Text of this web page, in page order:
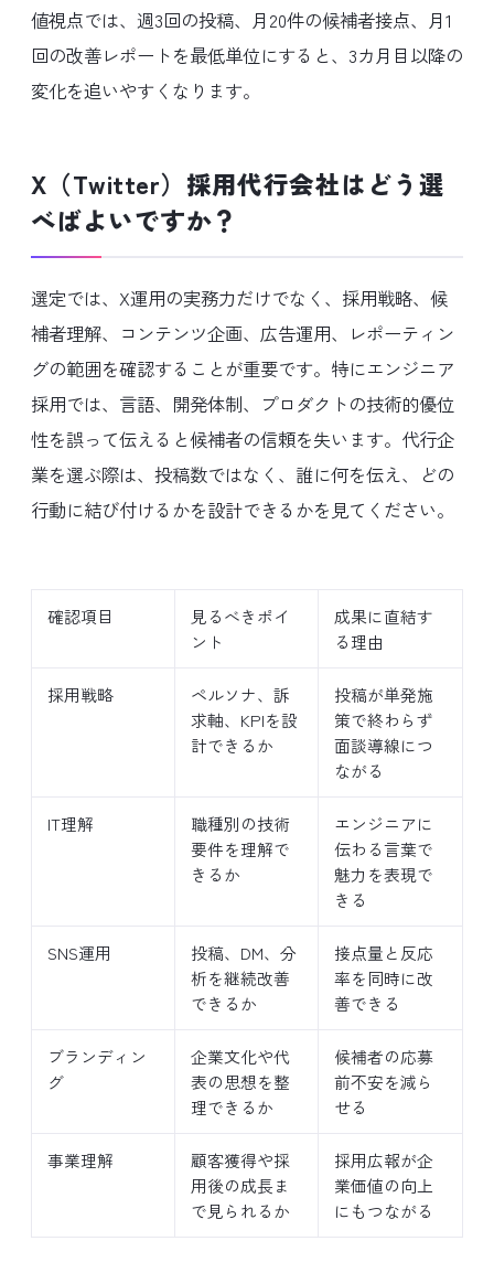
値視点では、週3回の投稿、月20件の候補者接点、月1
回の改善レポートを最低単位にすると、3カ月目以降の
変化を追いやすくなります。
X（Twitter）採用代行会社はどう選
べばよいですか？
選定では、X運用の実務力だけでなく、採用戦略、候
補者理解、コンテンツ企画、広告運用、レポーティン
グの範囲を確認することが重要です。特にエンジニア
採用では、言語、開発体制、プロダクトの技術的優位
性を誤って伝えると候補者の信頼を失います。代行企
業を選ぶ際は、投稿数ではなく、誰に何を伝え、どの
行動に結び付けるかを設計できるかを見てください。
確認項目
見るべきポイ
ント
成果に直結す
る理由
採用戦略
ペルソナ、訴
求軸、KPIを設
計できるか
投稿が単発施
策で終わらず
面談導線につ
ながる
IT理解
職種別の技術
要件を理解で
きるか
エンジニアに
伝わる言葉で
魅力を表現で
きる
SNS運用
投稿、DM、分
析を継続改善
できるか
接点量と反応
率を同時に改
善できる
ブランディン
グ
企業文化や代
表の思想を整
理できるか
候補者の応募
前不安を減ら
せる
事業理解
顧客獲得や採
用後の成長ま
で見られるか
採用広報が企
業価値の向上
にもつながる